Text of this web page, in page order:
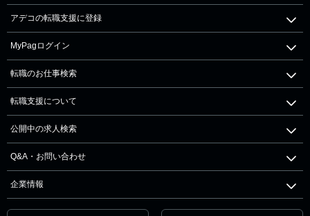
アデコの転職支援に登録
MyPagログイン
転職のお仕事検索
転職支援について
公開中の求人検索
Q&A・お問い合わせ
企業情報